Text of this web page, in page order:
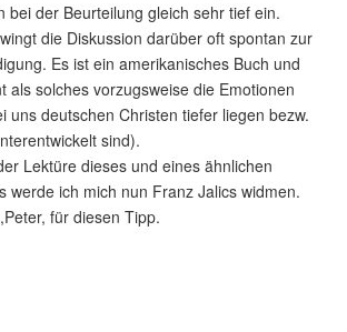
bei der Beurteilung gleich sehr tief ein.
die Diskussion darüber oft spontan zur
Es ist ein amerikanisches Buch und
als solches vorzugsweise die Emotionen
uns deutschen Christen tiefer liegen bezw.
sind).
Lektüre dieses und eines ähnlichen
werde ich mich nun Franz Jalics widmen.
für diesen Tipp.